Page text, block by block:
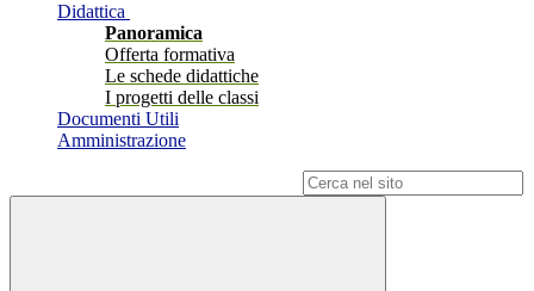
Didattica
Panoramica
Offerta formativa
Le schede didattiche
I progetti delle classi
Documenti Utili
Amministrazione